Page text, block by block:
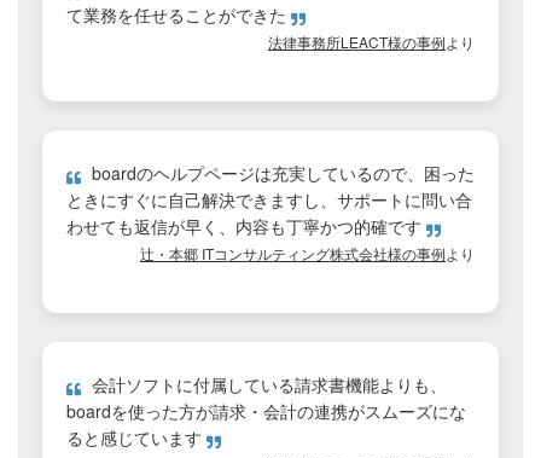
て業務を任せることができた
法律事務所LEACT様の事例より
boardのヘルプページは充実しているので、困った
ときにすぐに自己解決できますし、サポートに問い合
わせても返信が早く、内容も丁寧かつ的確です
辻・本郷 ITコンサルティング株式会社様の事例より
会計ソフトに付属している請求書機能よりも、
boardを使った方が請求・会計の連携がスムーズにな
ると感じています